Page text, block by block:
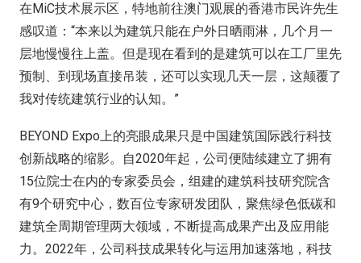
在MiC技术展示区，特地前往澳门观展的香港市民许先生
感叹道：“本来以为建筑只能在户外日晒雨淋，几个月一
层地慢慢往上盖。但是现在看到的是建筑可以在工厂里先
预制、到现场直接吊装，还可以实现几天一层，这颠覆了
我对传统建筑行业的认知。”
BEYOND Expo上的亮眼成果只是中国建筑国际践行科技
创新战略的缩影。自2020年起，公司便陆续建立了拥有
15位院士在内的专家委员会，组建的建筑科技研究院含
有9个研究中心，数百位专家研发团队，聚焦绿色低碳和
建筑全周期管理两大领域，不断提高成果产出及应用能
力。2022年，公司科技成果转化与运用加速落地，科技